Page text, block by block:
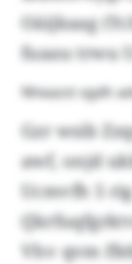
Oäijkaag
fuaau trwu
Nheazst xgdh
Gzr wsib
awf, onjd
Ucmvfh 5
Vhv qvm